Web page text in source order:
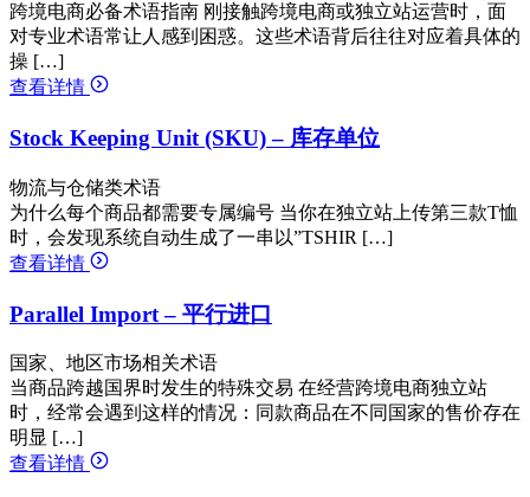
跨境电商必备术语指南 刚接触跨境电商或独立站运营时，面
对专业术语常让人感到困惑。这些术语背后往往对应着具体的
操 […]
查看详情
Stock Keeping Unit (SKU) – 库存单位
物流与仓储类术语
为什么每个商品都需要专属编号 当你在独立站上传第三款T恤
时，会发现系统自动生成了一串以”TSHIR […]
查看详情
Parallel Import – 平行进口
国家、地区市场相关术语
当商品跨越国界时发生的特殊交易 在经营跨境电商独立站
时，经常会遇到这样的情况：同款商品在不同国家的售价存在
明显 […]
查看详情